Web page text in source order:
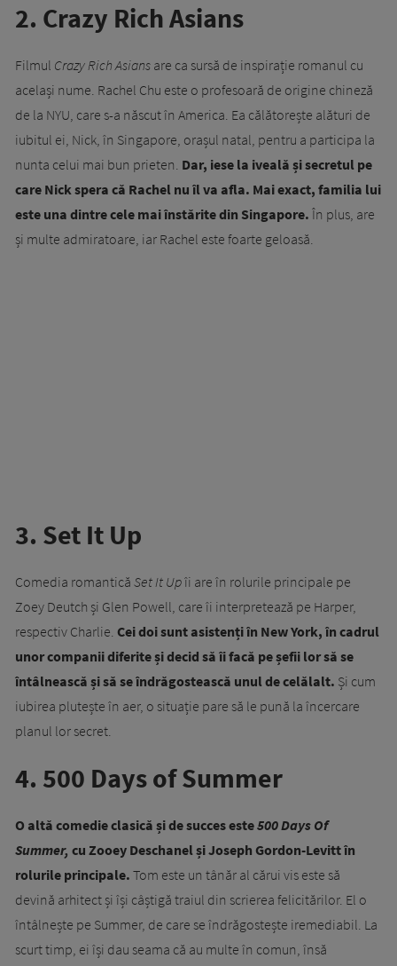
2. Crazy Rich Asians
Filmul Crazy Rich Asians are ca sursă de inspirație romanul cu
același nume. Rachel Chu este o profesoară de origine chineză
de la NYU, care s-a născut în America. Ea călătorește alături de
iubitul ei, Nick, în Singapore, orașul natal, pentru a participa la
nunta celui mai bun prieten. Dar, iese la iveală și secretul pe
care Nick spera că Rachel nu îl va afla. Mai exact, familia lui
este una dintre cele mai înstărite din Singapore. În plus, are
și multe admiratoare, iar Rachel este foarte geloasă.
3. Set It Up
Comedia romantică Set It Upîi are în rolurile principale pe
Zoey Deutch și Glen Powell, care îi interpretează pe Harper,
respectiv Charlie. Cei doi sunt asistenți în New York, în cadrul
unor companii diferite și decid să îi facă pe șefii lor să se
întâlnească și să se îndrăgostească unul de celălalt. Și cum
iubirea plutește în aer, o situație pare să le pună la încercare
planul lor secret.
4. 500 Days of Summer
O altă comedie clasică și de succes este500 Days Of
Summer, cu Zooey Deschanel și Joseph Gordon-Levitt în
rolurile principale. Tom este un tânăr al cărui vis este să
devină arhitect și își câștigă traiul din scrierea felicitărilor. El o
întâlnește pe Summer, de care se îndrăgostește iremediabil. La
scurt timp, ei își dau seama că au multe în comun, însă